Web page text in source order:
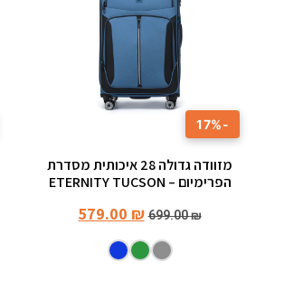
-17%
מזוודה גדולה ‎28 איכותית מסדרת
הפרימיום – ETERNITY TUCSON
699.00₪
579.00 ₪